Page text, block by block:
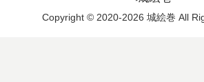
Copyright © 2020-2026 城絵巻 All